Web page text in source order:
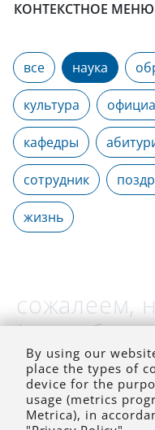
КОНТЕКСТНОЕ МЕНЮ
все наука
культура
кафедры
сотрудник
жизнь
сожалеем,
(на
By using our
place the types of
device for the
usage (metrics
Metrica), in